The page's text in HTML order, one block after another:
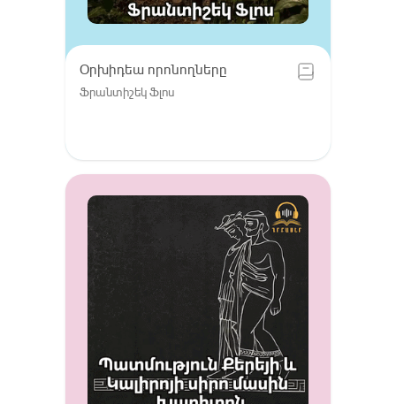
Օրխիդեա որոնողները
Ֆրանտիշեկ Ֆլոս